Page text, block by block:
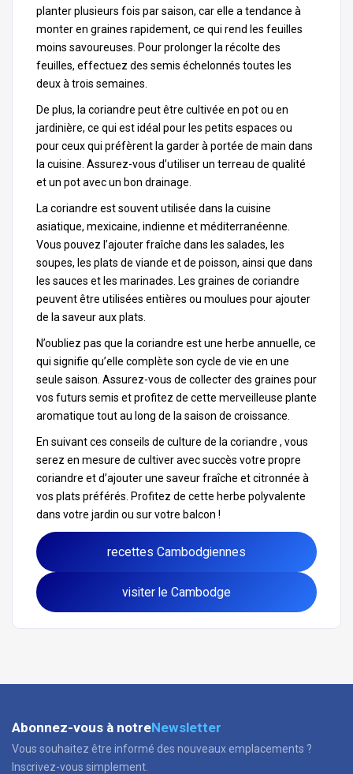
planter plusieurs fois par saison, car elle a tendance à
monter en graines rapidement, ce qui rend les feuilles
moins savoureuses. Pour prolonger la récolte des
feuilles, effectuez des semis échelonnés toutes les
deux à trois semaines.
De plus, la coriandre peut être cultivée en pot ou en
jardinière, ce qui est idéal pour les petits espaces ou
pour ceux qui préfèrent la garder à portée de main dans
la cuisine. Assurez-vous d’utiliser un terreau de qualité
et un pot avec un bon drainage.
La coriandre est souvent utilisée dans la cuisine
asiatique, mexicaine, indienne et méditerranéenne.
Vous pouvez l’ajouter fraîche dans les salades, les
soupes, les plats de viande et de poisson, ainsi que dans
les sauces et les marinades. Les graines de coriandre
peuvent être utilisées entières ou moulues pour ajouter
de la saveur aux plats.
N’oubliez pas que la coriandre est une herbe annuelle, ce
qui signifie qu’elle complète son cycle de vie en une
seule saison. Assurez-vous de collecter des graines pour
vos futurs semis et profitez de cette merveilleuse plante
aromatique tout au long de la saison de croissance.
En suivant ces conseils de culture de la coriandre , vous
serez en mesure de cultiver avec succès votre propre
coriandre et d’ajouter une saveur fraîche et citronnée à
vos plats préférés. Profitez de cette herbe polyvalente
dans votre jardin ou sur votre balcon !
recettes Cambodgiennes
visiter le Cambodge
Abonnez-vous à notreNewsletter
Vous souhaitez être informé des nouveaux emplacements ?
Inscrivez-vous simplement.